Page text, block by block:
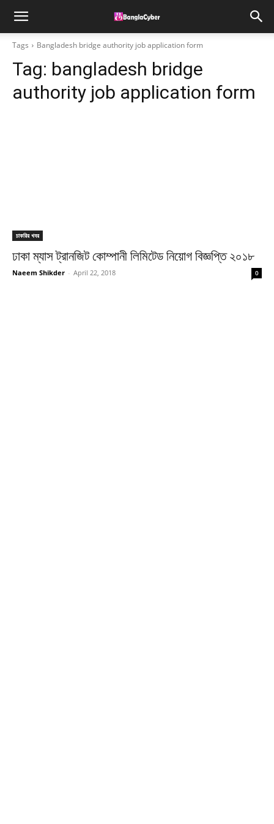
Tags Bangladesh bridge authority job application form
Tag: bangladesh bridge
authority job application form
চাকরির খবর
ঢাকা ম্যাস ট্রানজিট কোম্পানী লিমিটেড নিয়োগ বিজ্ঞপ্তি ২০১৮
Naeem Shikder - April 22, 2018 0